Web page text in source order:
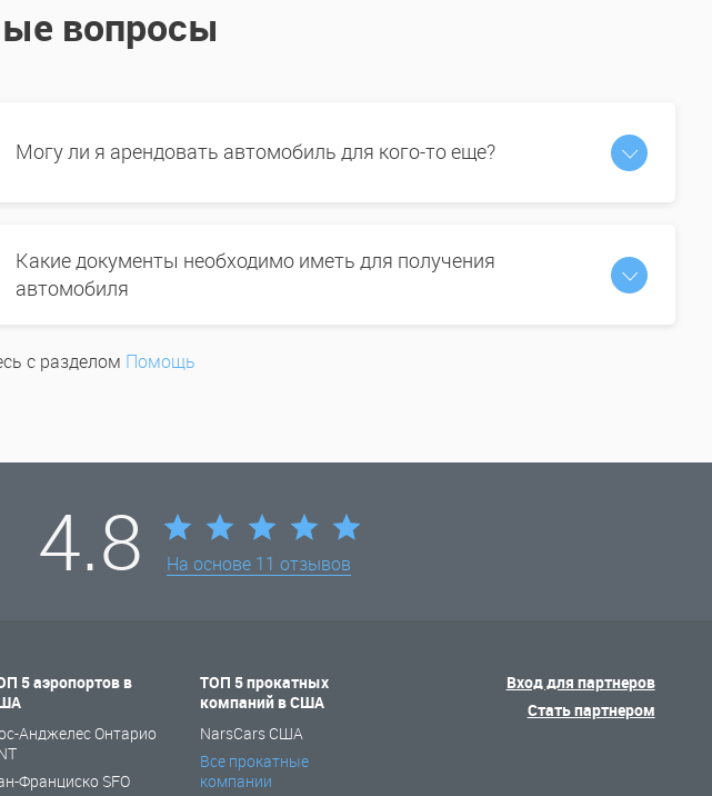
вопросы
Могу ли я арендовать автомобиль для кого-то еще?
Какие документы необходимо иметь для получения
автомобиля
с разделом Помощь
4.8 На основе 11 отзывов
5 аэропортов в
Анджелес Онтарио
Франциско SFO
ТОП 5 прокатных
компаний в США
NarsCars США
Все прокатные
компании
Вход для партнеров
Стать партнером